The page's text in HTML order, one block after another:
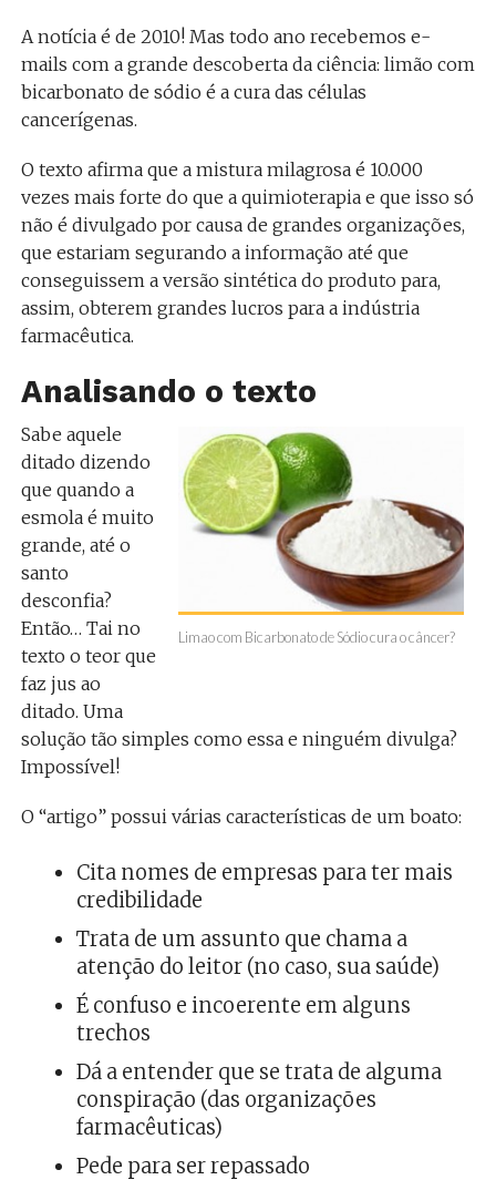
A notícia é de 2010! Mas todo ano recebemos e-
mails com a grande descoberta da ciência: limão com
bicarbonato de sódio é a cura das células
cancerígenas.
O texto afirma que a mistura milagrosa é 10.000
vezes mais forte do que a quimioterapia e que isso só
não é divulgado por causa de grandes organizações,
que estariam segurando a informação até que
conseguissem a versão sintética do produto para,
assim, obterem grandes lucros para a indústria
farmacêutica.
Analisando o texto
Limao com Bicarbonato de Sódio cura o câncer?
Sabe aquele
ditado dizendo
que quando a
esmola é muito
grande, até o
santo
desconfia?
Então… Tai no
texto o teor que
faz jus ao
ditado. Uma
solução tão simples como essa e ninguém divulga?
Impossível!
O “artigo” possui várias características de um boato:
Cita nomes de empresas para ter mais
credibilidade
Trata de um assunto que chama a
atenção do leitor (no caso, sua saúde)
É confuso e incoerente em alguns
trechos
Dá a entender que se trata de alguma
conspiração (das organizações
farmacêuticas)
Pede para ser repassado